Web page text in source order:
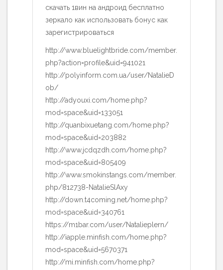
скачать 1вин на андроид бесплатно
зеркало как использовать бонус как
зарегистрироваться
http://www.bluelightbride.com/member.
php?action=profile&uid=941021
http://polyinform.com.ua/user/NatalieD
ob/
http://adyouxi.com/home.php?
mod=space&uid=133051
http://quanbixuetang.com/home.php?
mod=space&uid=203882
http://www.jcdqzdh.com/home.php?
mod=space&uid=805409
http://www.smokinstangs.com/member.
php/812738-NatalieSlAxy
http://down.t4coming.net/home.php?
mod=space&uid=340761
https://m1bar.com/user/Natalieplern/
http://iapple.minfish.com/home.php?
mod=space&uid=5670371
http://mi.minfish.com/home.php?